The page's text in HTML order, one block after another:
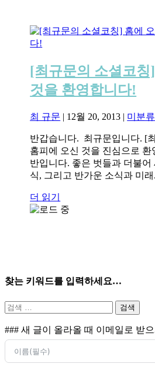
[최규문의 소셜코칭
것을 환영합니다!
최 규문 | 12월 20, 2013 | 미분류
반갑습니다. 최규문입니다. [
홈피에 오신 것을 진심으로 환
반입니다. 좋은 벗들과 더불어
식, 그리고 반가운 소식과 미래
더 읽기
찾는 키워드를 입력하세요…
검
### 새 글이 올라올 때 이메일로 받